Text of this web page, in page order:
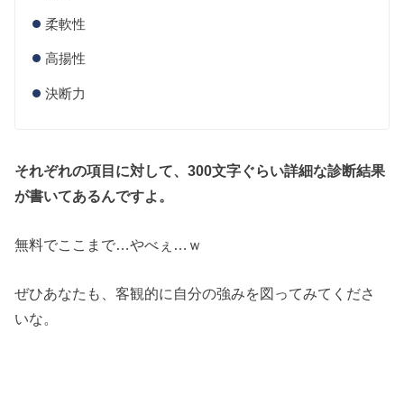
柔軟性
高揚性
決断力
それぞれの項目に対して、300文字ぐらい詳細な診断結果
が書いてあるんですよ。
無料でここまで…やべぇ…ｗ
ぜひあなたも、客観的に自分の強みを図ってみてくださ
いな。